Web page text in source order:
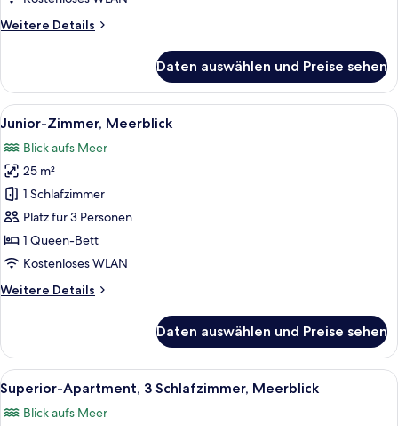
anzeigen
Weitere Details
Weitere
Einzelzimmer,
1 Einzelbett
Daten auswählen und Preise sehen
Alle
Fotos
für
Junior-
Zimmer,
Meerblick
anzeigen
Ein Schlafzimmer mit Himmelbett,
9
Junior-Zimmer, Meerblick
Blick aufs Meer
25 m²
1 Schlafzimmer
Platz für 3 Personen
1 Queen-Bett
Kostenloses WLAN
Weitere Details
Weitere
Zimmer,
Meerblick
Daten auswählen und Preise sehen
Alle
Fotos
für
Luftaufnahme einer
12
Superior-Apartment, 3 Schlafzimmer, Meerblick
Blick aufs Meer